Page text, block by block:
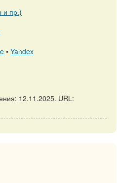
и пр.)
• Yandex
12.11.2025. URL: